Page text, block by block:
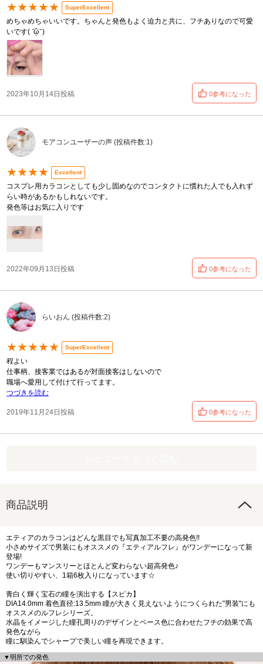
★★★★★ SuperExcellent
めちゃめちゃいいです。ちゃんと発色もよく迫力と共に、フチありなので可愛
いです( ᷄ᾥ ᷅ )
2023年10月14日投稿 0参考になった
モアコンユーザーの声 (投稿件数:1)
★★★★ Excellent
コスプレ用カラコンとしても少し固めなのでコンタクトに慣れた人でも入れず
らい時があるかもしれないです。
発色等はお気に入りです
2022年09月13日投稿 0参考になった
らいおん (投稿件数:2)
★★★★★ SuperExcellent
程よい
仕事柄、接客業ではあるが対面接客はしないので
職場へ愛用して付けて行ってます。
つづきを読む
2019年11月24日投稿 0参考になった
商品説明
エティアのカラコンはどんな黒目でも写真加工不要の高発色!!
小さめサイズで男装にもオススメの『エティアルフレ』がワンデーになって新
登場!
ワンデーもマンスリーとほとんど変わらない超高発色♪
使い切りやすい、1箱6枚入りになっています☆
青白く輝く宝石の瞳を演出する【スピカ】
DIA14.0mm 着色直径:13.5mm 瞳が大きく見えないようにつくられた"男装"にも
オススメのルフレシリーズ。
水晶をイメージした瞳孔周りのデザインとベース色に合わせたフチの効果で高
発色ながら
瞳に馴染んでシャープで美しい瞳を再現できます。
▼明所での発色